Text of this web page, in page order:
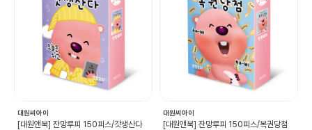
대원씨아이
[대원앤북] 잔망루피 150피스/갓생산다
대원씨아이
[대원앤북] 잔망루피 150피스/복권당첨